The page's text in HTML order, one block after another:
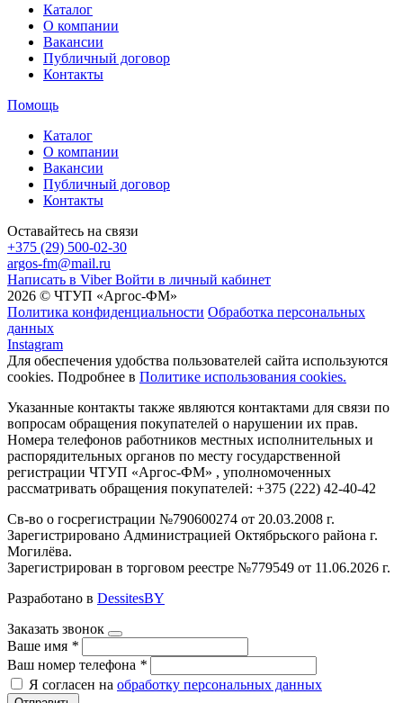
Каталог
О компании
Вакансии
Публичный договор
Контакты
Помощь
Каталог
О компании
Вакансии
Публичный договор
Контакты
Оставайтесь на связи
+375 (29) 500-02-30
argos-fm@mail.ru
Написать в Viber Войти в личный кабинет
2026 © ЧТУП «Аргос-ФМ»
Политика конфиденциальности Обработка персональных
данных
Instagram
Для обеспечения удобства пользователей сайта используются
cookies. Подробнее в Политике использования cookies.
Указанные контакты также являются контактами для связи по
вопросам обращения покупателей о нарушении их прав.
Номера телефонов работников местных исполнительных и
распорядительных органов по месту государственной
регистрации ЧТУП «Аргос-ФМ» , уполномоченных
рассматривать обращения покупателей: +375 (222) 42-40-42
Св-во о госрегистрации №790600274 от 20.03.2008 г.
Зарегистрировано Администрацией Октябрьского района г.
Могилёва.
Зарегистрирован в торговом реестре №779549 от 11.06.2026 г.
Разработано в DessitesBY
Заказать звонок
Ваше имя *
Ваш номер телефона *
Я согласен на обработку персональных данных